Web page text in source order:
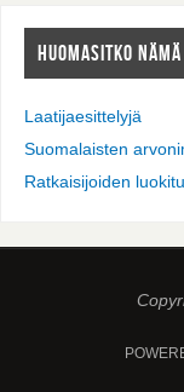
HUOMASITKO NÄMÄ
Laatijaesittelyjä
Suomalaisten
Ratkaisijoiden